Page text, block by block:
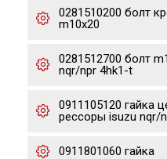
0281510200 болт
m10x20
0281512700 болт
nqr/npr 4hk1-t
0911105120 гайка
рессоры isuzu nqr/
0911801060 гайка